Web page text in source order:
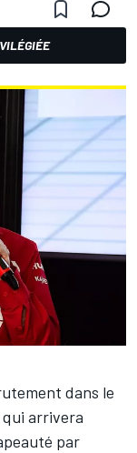
dans le
arrivera
par